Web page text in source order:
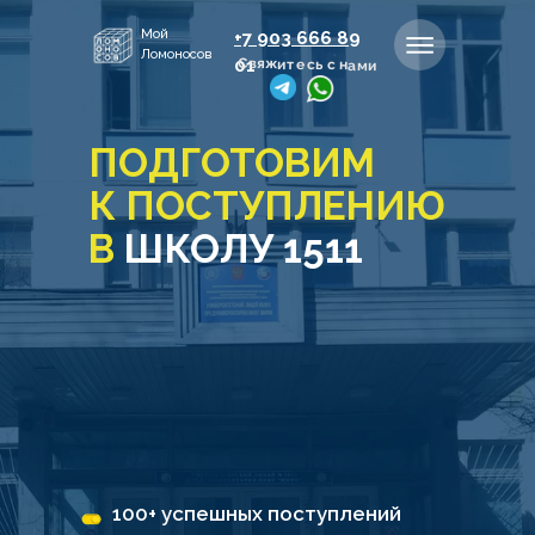
100+ успешных поступлений
ПОДГОТОВИМ
К ПОСТУПЛЕНИЮ
В ШКОЛУ 1511
+7 903 666 89
01
Свяжитесь с нами
Мой
Ломоносов